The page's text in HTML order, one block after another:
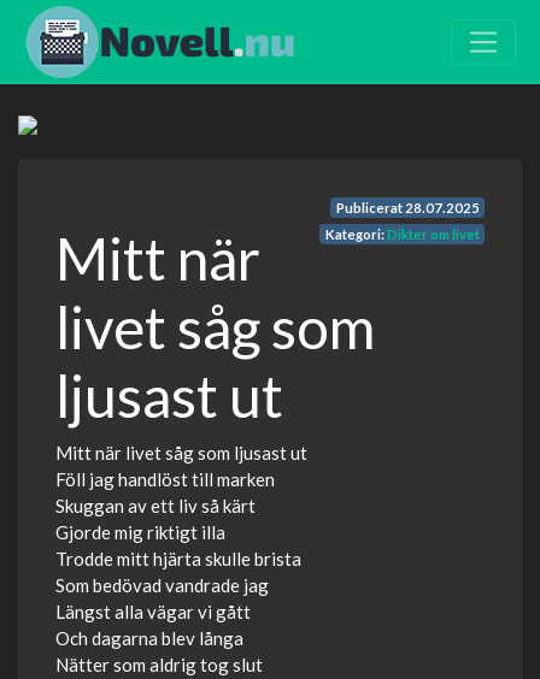
Publicerat 28.07.2025
Kategori:Dikter om livet
Mitt när
livet såg som
ljusast ut
Mitt när livet såg som ljusast ut
Föll jag handlöst till marken
Skuggan av ett liv så kärt
Gjorde mig riktigt illa
Trodde mitt hjärta skulle brista
Som bedövad vandrade jag
Längst alla vägar vi gått
Och dagarna blev långa
Nätter som aldrig tog slut